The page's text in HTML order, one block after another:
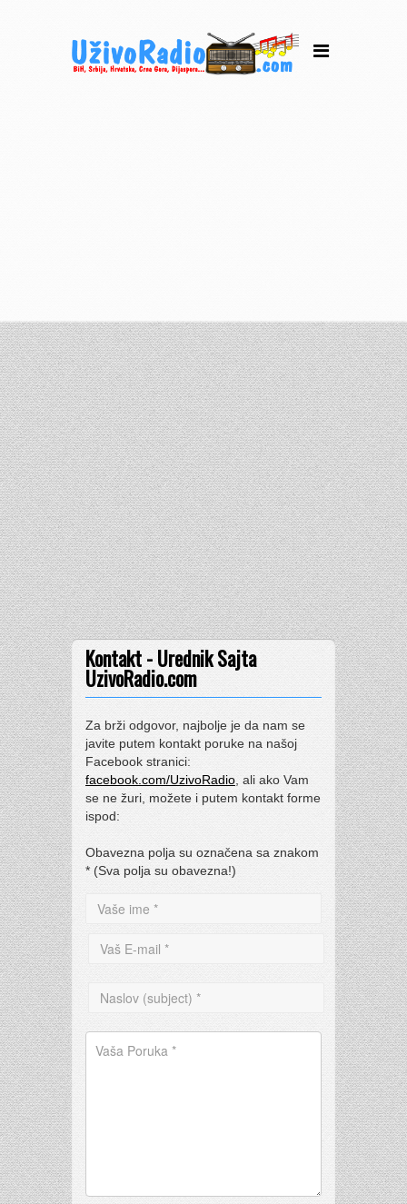
Kontakt - Urednik Sajta
UzivoRadio.com
Za brži odgovor, najbolje je da nam se
javite putem kontakt poruke na našoj
Facebook stranici:
facebook.com/UzivoRadio , ali ako Vam
se ne žuri, možete i putem kontakt forme
ispod:
Obavezna polja su označena sa znakom
*(Sva polja su obavezna!)